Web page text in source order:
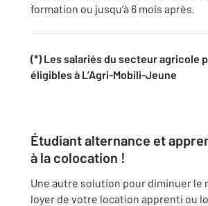
formation ou jusqu’à 6 mois après.
(*) Les salariés du secteur agricole
éligibles à L’Agri-Mobili-Jeune
Étudiant alternance et
à la colocation !
Une autre solution pour diminuer le
loyer de votre location apprenti ou